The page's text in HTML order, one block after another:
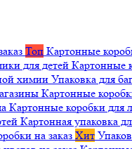
Топ Картонные
для детей Картонные
химии Упаковка для
Картонные
Картонные коробки для
Картонная упаковка
на заказ Хит